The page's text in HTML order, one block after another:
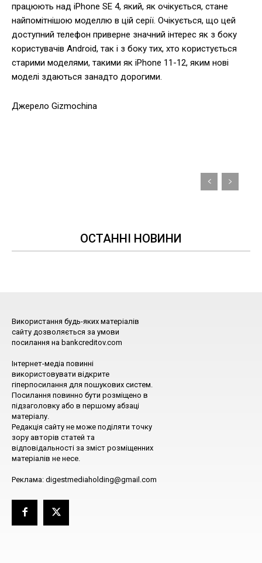
працюють над iPhone SE 4, який, як очікується, стане
найпомітнішою моделлю в цій серії. Очікується, що цей
доступний телефон приверне значний інтерес як з боку
користувачів Android, так і з боку тих, хто користується
старими моделями, такими як iPhone 11-12, яким нові
моделі здаються занадто дорогими.
Джерело Gizmochina
ОСТАННІ НОВИНИ
Використання будь-яких матеріалів
сайту дозволяється за умови
посилання на bankcreditov.com
Інтернет-медіа повинні
використовувати відкрите
гіперпосилання для пошукових систем.
Посилання повинно бути розміщено в
підзаголовку або в першому абзаці
матеріалу.
Редакція сайту не може поділяти точку
зору авторів статей та
відповідальності за зміст розміщенних
матеріалів не несе.
Реклама: digestmediaholding@gmail.com